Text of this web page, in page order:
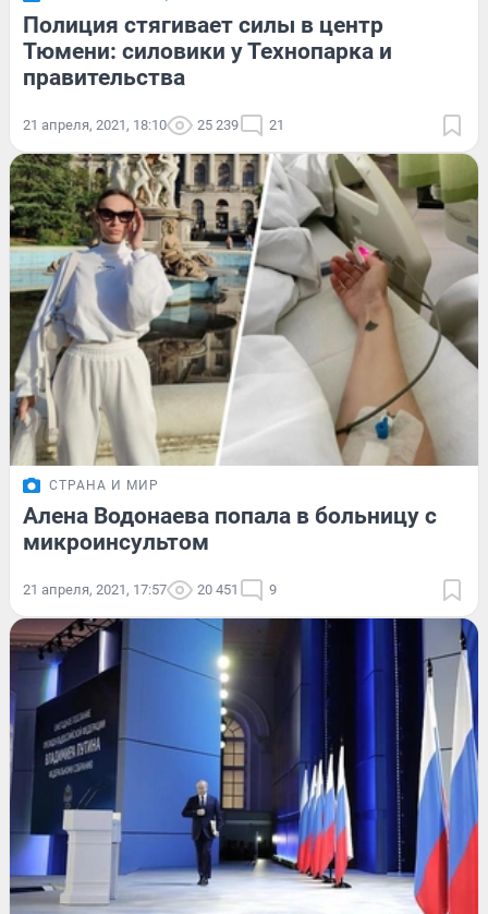
Полиция стягивает силы в центр
Тюмени: силовики у Технопарка и
правительства
21 апреля, 2021, 18:10 25 239 21
СТРАНА И МИР
Алена Водонаева попала в больницу с
микроинсультом
21 апреля, 2021, 17:57 20 451 9